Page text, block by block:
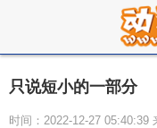
只说短小的一部分
时间：2022-12-27 05:40:39